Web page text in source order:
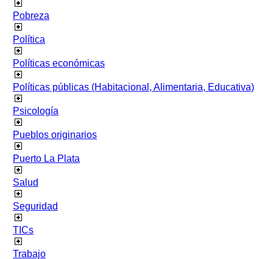
Pobreza
Política
Políticas económicas
Políticas públicas (Habitacional, Alimentaria, Educativa)
Psicología
Pueblos originarios
Puerto La Plata
Salud
Seguridad
TICs
Trabajo